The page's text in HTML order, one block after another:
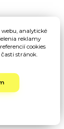
analytické
reklamy
cookies
stránok.